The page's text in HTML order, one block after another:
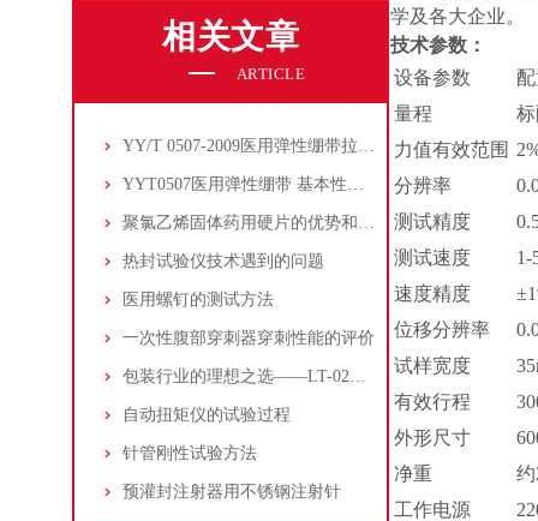
相关文章
ARTICLE
YY/T 0507-2009医用弹性绷带拉伸长度,拉伸率和回复率测试方法
YYT0507医用弹性绷带 基本性能参数表征及试验方法
聚氯乙烯固体药用硬片的优势和测试
热封试验仪技术遇到的问题
医用螺钉的测试方法
一次性腹部穿刺器穿刺性能的评价
包装行业的理想之选——LT-02P密封性试验仪
自动扭矩仪的试验过程
针管刚性试验方法
预灌封注射器用不锈钢注射针
学及各大企业。
技术参数：
设备参数
量程
力值有效范围
分辨率
测试精度
测试速度
1-
速度精度
位移分辨率
试样宽度
有效行程
外形尺寸
净重
约
工作电源